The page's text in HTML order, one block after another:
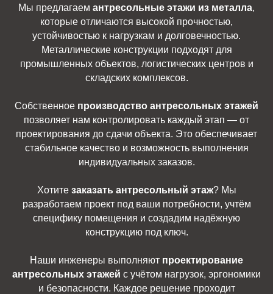
Мы предлагаем антресольные этажи из металла,
которые отличаются высокой прочностью,
устойчивостью к нагрузкам и долговечностью.
Металлические конструкции подходят для
промышленных объектов, логистических центров и
складских комплексов.
Собственное производство антресольных этажей
позволяет нам контролировать каждый этап — от
проектирования до сдачи объекта. Это обеспечивает
стабильное качество и возможность выполнения
индивидуальных заказов.
Хотите заказать антресольный этаж? Мы
разработаем проект под ваши потребности, учтём
специфику помещения и создадим надёжную
конструкцию под ключ.
Наши инженеры выполняют проектирование
антресольных этажей с учётом нагрузок, эргономики
и безопасности. Каждое решение проходит